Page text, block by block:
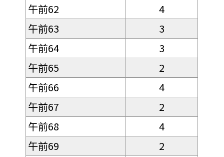
午前62
4
午前63
3
午前64
3
午前65
2
午前66
4
午前67
2
午前68
4
午前69
2